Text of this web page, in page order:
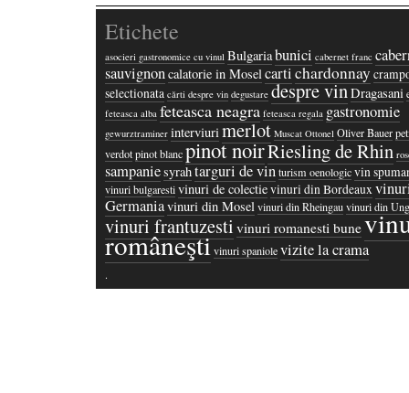
Etichete
asocieri gastronomice cu vinul Bulgariabunici cabernet franc
sauvignoncalatorie in Mosel cartichardonnay
selectionata cărti despre vin degustare despre vinDragasani
feteasca alba feteasca neagra feteasca regala gastronomie
gewurztraminer interviuri merlot Muscat Ottonel Oliver Bauer
verdotpinot blancpinot noirRiesling de Rhin
sampaniesyrahtarguri de vinturism oenologicvin
vinuri bulgarestivinuri de colectievinuri din Bordeaux
Germaniavinuri din Mosel vinuri din Rheingauvinuri din
vinuri frantuzesti vinuri romanesti bune
româneştivinuri spaniolevizite la crama
·